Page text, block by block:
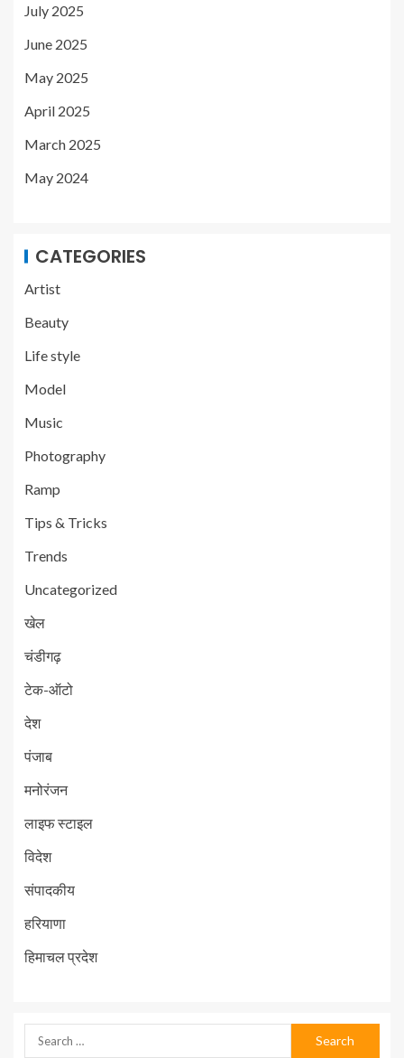
July 2025
June 2025
May 2025
April 2025
March 2025
May 2024
CATEGORIES
Artist
Beauty
Life style
Model
Music
Photography
Ramp
Tips & Tricks
Trends
Uncategorized
खेल
चंडीगढ़
टेक-ऑटो
देश
पंजाब
मनोरंजन
लाइफ स्टाइल
विदेश
संपादकीय
हरियाणा
हिमाचल प्रदेश